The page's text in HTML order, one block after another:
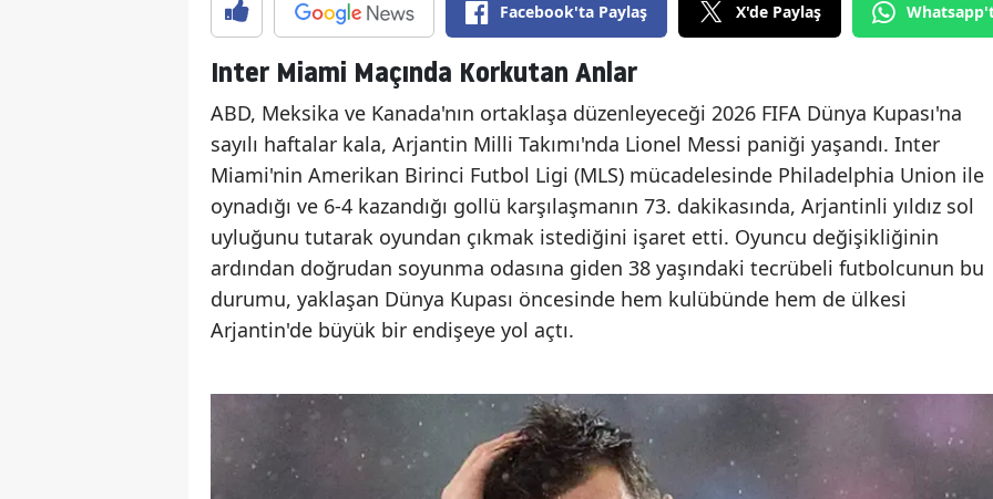
Facebook'ta Paylaş X'de Paylaş
Inter Miami Maçında Korkutan Anlar
ABD, Meksika ve Kanada'nın ortaklaşa düzenleyeceği 2026 FIFA Dünya Kupası'na
sayılı haftalar kala, Arjantin Milli Takımı'nda Lionel Messi paniği yaşandı. Inter
Miami'nin Amerikan Birinci Futbol Ligi (MLS) mücadelesinde Philadelphia Union ile
oynadığı ve 6-4 kazandığı gollü karşılaşmanın 73. dakikasında, Arjantinli yıldız sol
uyluğunu tutarak oyundan çıkmak istediğini işaret etti. Oyuncu değişikliğinin
ardından doğrudan soyunma odasına giden 38 yaşındaki tecrübeli futbolcunun bu
durumu, yaklaşan Dünya Kupası öncesinde hem kulübünde hem de ülkesi
Arjantin'de büyük bir endişeye yol açtı.